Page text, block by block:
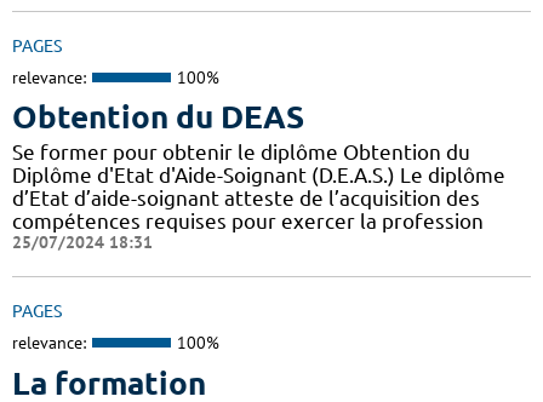
PAGES
relevance: 100%
Obtention du DEAS
Se former pour obtenir le diplôme Obtention du
Diplôme d'Etat d'Aide-Soignant (D.E.A.S.) Le diplôme
d’Etat d’aide-soignant atteste de l’acquisition des
compétences requises pour exercer la profession
25/07/2024 18:31
PAGES
relevance: 100%
La formation